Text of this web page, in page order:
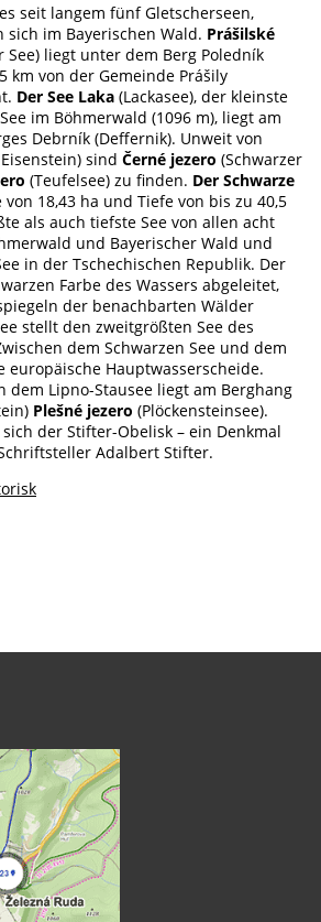
seit langem fünf Gletscherseen,
im Bayerischen Wald. Prášilské
See) liegt unter dem Berg Poledník
km von der Gemeinde Prášily
Der See Laka (Lackasee), der kleinste
im Böhmerwald (1096 m), liegt am
Debrník (Deffernik). Unweit von
sind Černé jezero (Schwarzer
(Teufelsee) zu finden. Der Schwarze
18,43 ha und Tiefe von bis zu 40,5
als auch tiefste See von allen acht
und Bayerischer Wald und
in der Tschechischen Republik. Der
Farbe des Wassers abgeleitet,
der benachbarten Wälder
stellt den zweitgrößten See des
dem Schwarzen See und dem
europäische Hauptwasserscheide.
dem Lipno-Stausee liegt am Berghang
Plešné jezero (Plöckensteinsee).
der Stifter-Obelisk – ein Denkmal
Adalbert Stifter.